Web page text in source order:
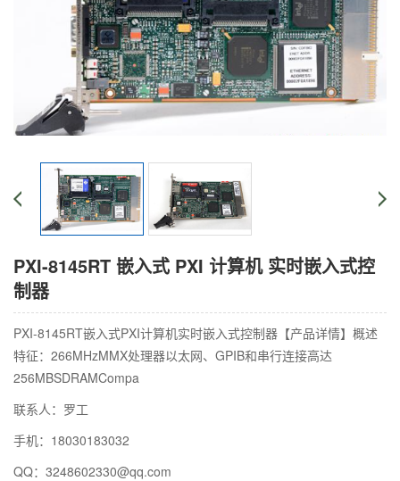
PXI-8145RT 嵌入式 PXI 计算机 实时嵌入式控
制器
PXI-8145RT嵌入式PXI计算机实时嵌入式控制器【产品详情】概述
特征：266MHzMMX处理器以太网、GPIB和串行连接高达
256MBSDRAMCompa
联系人：罗工
手机：18030183032
QQ：3248602330@qq.com